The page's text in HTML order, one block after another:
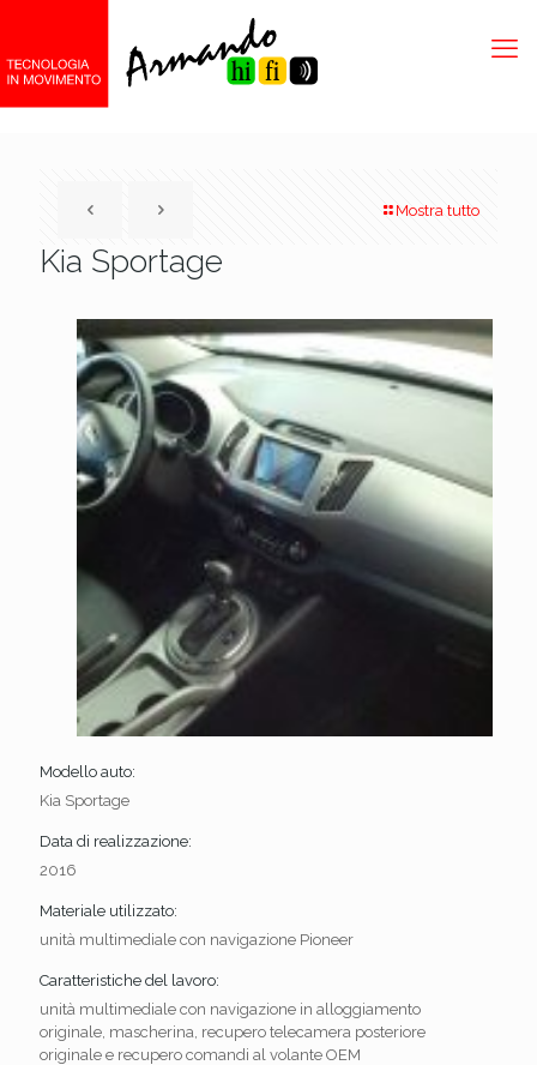
Mostra tutto
Kia Sportage
Modello auto:
Kia Sportage
Data di realizzazione:
2016
Materiale utilizzato:
unità multimediale con navigazione Pioneer
Caratteristiche del lavoro:
unità multimediale con navigazione in alloggiamento
originale, mascherina, recupero telecamera posteriore
originale e recupero comandi al volante OEM